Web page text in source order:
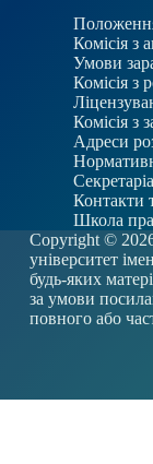
Комісія з
Умови
Комісія з
Комісія з
Адреси
Контакти
Школа
Copyright ©
університет
будь-яких
за умови
повного або